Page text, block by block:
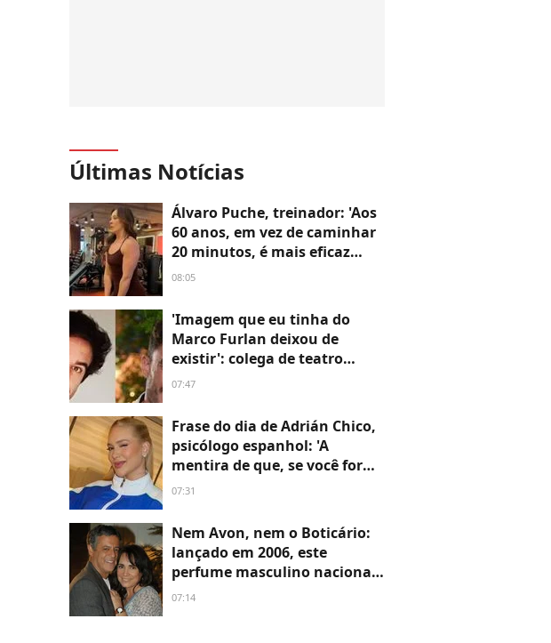
Últimas Notícias
Álvaro Puche, treinador: 'Aos
60 anos, em vez de caminhar
20 minutos, é mais eficaz
fazer esses quatro exercícios
agachamentos ou elevações
de calcanhar'
08:05
'Imagem que eu tinha do
Marco Furlan deixou de
existir': colega de teatro
revela abalo emocional após
de estupro contra criança de
5 anos
07:47
Frase do dia de Adrián Chico,
psicólogo espanhol: 'A
mentira de que, se você for
você mesmo, será mais feliz, é
empurraram goela abaixo'
07:31
Nem Avon, nem o Boticário:
lançado em 2006, este
perfume masculino nacional
com aroma limpo lembra
07:14